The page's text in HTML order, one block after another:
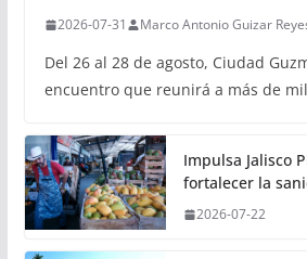
2026-07-31 Marco Antonio Guizar
Del 26 al 28 de agosto, Ciudad
encuentro que reunirá a más de
Impulsa Jalisco
fortalecer la
2026-07-22